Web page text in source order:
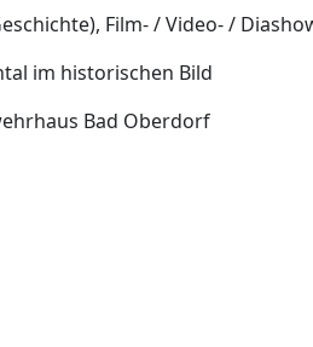
Film- / Video- /
im historischen Bild
Bad Oberdorf